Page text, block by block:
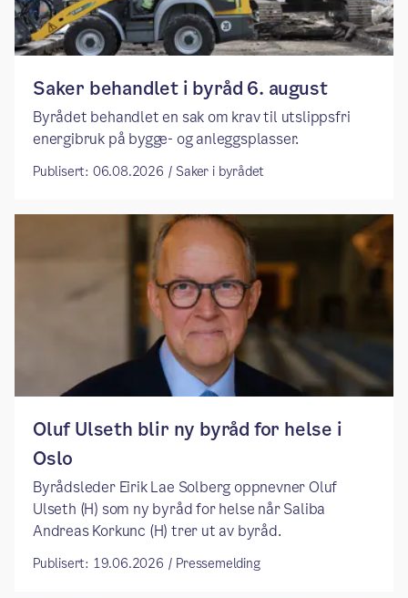
Saker behandlet i byråd 6. august
Byrådet behandlet en sak om krav til utslippsfri
energibruk på bygge- og anleggsplasser.
Publisert: 06.08.2026 / Saker i byrådet
​​Oluf Ulseth blir ny byråd for helse i
Oslo ​
​​Byrådsleder Eirik Lae Solberg oppnevner Oluf
Ulseth (H) som ny byråd for helse når Saliba
Andreas Korkunc (H) trer ut av byråd. ​
Publisert: 19.06.2026 / Pressemelding